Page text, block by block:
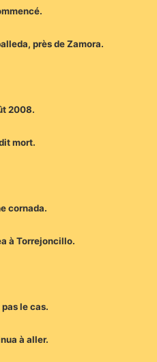
près de Zamora.
2008.
mort.
cornada.
à Torrejoncillo.
le cas.
à aller.